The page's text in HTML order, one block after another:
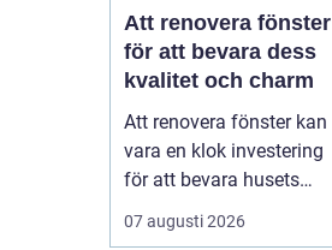
Att renovera fönster
för att bevara dess
kvalitet och charm
Att renovera fönster kan
vara en klok investering
för att bevara husets
ursprungliga charm
samtidigt som man ökar
07 augusti 2026